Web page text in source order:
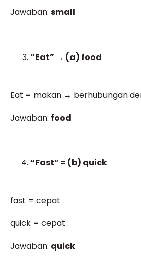
Jawaban: small
“Eat” → (a) food
Eat = makan → berhubungan
Jawaban: food
“Fast” = (b) quick
fast = cepat
quick = cepat
Jawaban: quick